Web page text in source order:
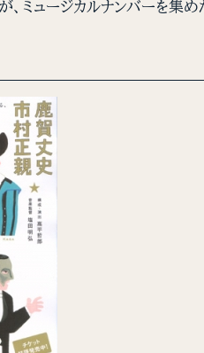
ミュージカルナンバーを集